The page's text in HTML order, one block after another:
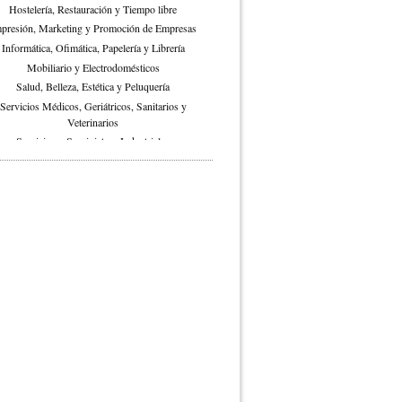
Hostelería, Restauración y Tiempo libre
Marketing y Promoción de Empresas
Informática, Ofimática, Papelería y Librería
Mobiliario y Electrodomésticos
Salud, Belleza, Estética y Peluquería
Servicios Médicos, Geriátricos, Sanitarios y
Veterinarios
Servicios y Suministros Industriales
Televisión, Telecomunicaciones, Energia